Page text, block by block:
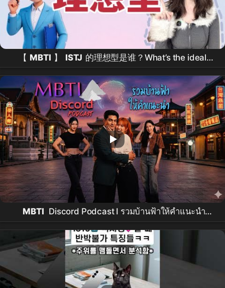
【 MBTI 】 ISTJ 的理想型是谁？What’s the ideal
type of ISTJ ？# mbti # istj
MBTI Discord Podcast I รวมบ้านฟ้าให้คำแนะนำ
( ESFJ , ESTJ , ISFJ , ISTJ )